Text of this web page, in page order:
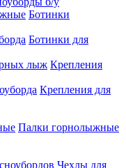
Ботинки
Ботинки для
Крепления
Крепления для
Палки горнолыжные
Чехлы для